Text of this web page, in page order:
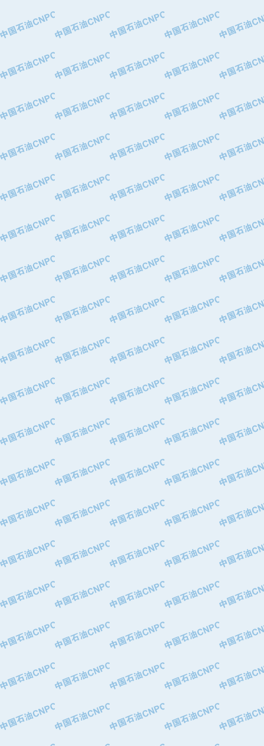
·中国石油锦西石化分公司
·大港油田集团有限责任公司
·深圳市肯多斯实业发展有限公司
·山东墨龙石油机械股份有限公司
·无锡西姆莱斯石油专用管制造有限公
·武汉钢铁（集团）公司
·马鞍山钢铁股份有限公司
·中国石油天然气股份有限公司兰州石
·中国石化茂名石化分公司
·中国石油大港油田分公司
·靖江市天和泵业有限公司
·中油油气勘探软件国家工程研究中心
·西安长庆钻宇集团咸阳石化有限公司
·新疆新冠控制系统工程有限公司
·新疆安维消防设施器材有限公司
·华北石油津工机械制造有限公司
·上海山武控制仪表有限公司
·上海赛科石油化工有限责任公司
·上海高桥石化
·中国石化扬子石油化工股份有限公司
·中国石化长岭炼化公司
·中国石油长庆油田分公司
·山东墨龙石油机械股份有限公司
·大庆油田物资集团
·南阳防爆集团有限公司
·乳山市力久特种电机有限公司
·无锡西姆莱斯石油专用管制造有限公
·沈阳全密封变压器股份有限公司
·河北华北石油天成实业集团有限公司
·特变电工股份有限公司
·中国石化镇海炼油化工股份有限公司
·重庆川东阀门制造有限公司
·三明高中压阀门有限公司
·宁波永泰塑料机械有限公司宁波高压
·上海人民企业集团有限公司
·西安巨力石油技术有限责任公司
·青岛汉缆股份有限公司
·厦门市榕兴新世纪石油设备制造有限
·大港油田集团中成机械制造有限公司
·承德司达石油装备开发公司